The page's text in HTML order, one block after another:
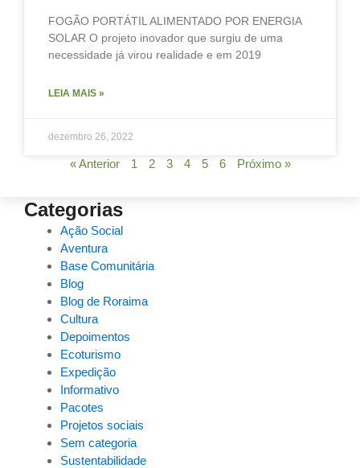
FOGÃO PORTÁTIL ALIMENTADO POR ENERGIA
SOLAR O projeto inovador que surgiu de uma
necessidade já virou realidade e em 2019
LEIA MAIS »
dezembro 26, 2022
« Anterior 1 2 3 4 5 6 Próximo »
Categorias
Ação Social
Aventura
Base Comunitária
Blog
Blog de Roraima
Cultura
Depoimentos
Ecoturismo
Expedição
Informativo
Pacotes
Projetos sociais
Sem categoria
Sustentabilidade